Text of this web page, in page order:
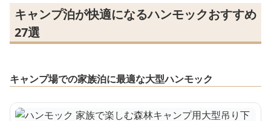
キャンプ泊が快適になるハンモックおすすめ
27選
キャンプ場での家族泊に最適な大型ハンモック